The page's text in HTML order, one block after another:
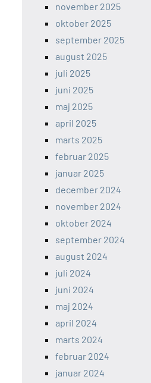
november 2025
oktober 2025
september 2025
august 2025
juli 2025
juni 2025
maj 2025
april 2025
marts 2025
februar 2025
januar 2025
december 2024
november 2024
oktober 2024
september 2024
august 2024
juli 2024
juni 2024
maj 2024
april 2024
marts 2024
februar 2024
januar 2024